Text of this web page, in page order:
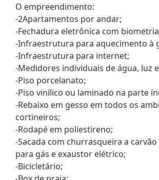
O empreendimento:
-2Apartamentos por andar;
-Fechadura eletrônica com
-Infraestrutura para aquecimento à
-Infraestrutura para internet;
-Medidores individuais de água, luz
-Piso porcelanato;
-Piso vinílico ou laminado na parte
-Rebaixo em gesso em todos os
cortineiros;
-Rodapé em poliestireno;
-Sacada com churrasqueira a
para gás e exaustor elétrico;
-Bicicletário;